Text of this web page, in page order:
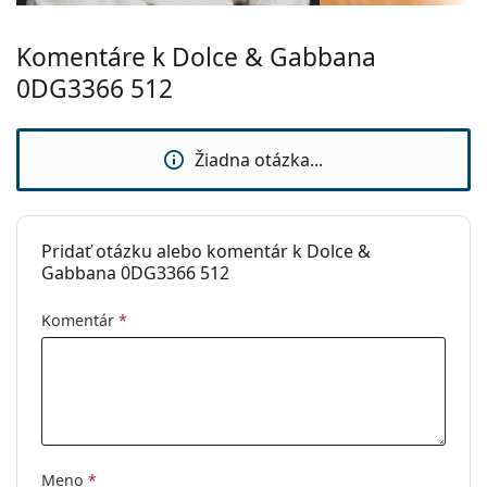
Ide o zdravotnícku pomôcku. Pred použitím si
Komentáre k Dolce & Gabbana
0DG3366 512
Žiadna otázka...
Pridať otázku alebo komentár k Dolce &
Gabbana 0DG3366 512
Komentár *
Meno *